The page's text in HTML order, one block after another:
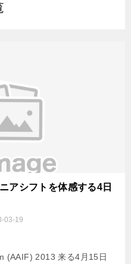
アシフトを体感する4日
03-19
(AAIF) 2013 来る4月15日